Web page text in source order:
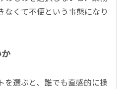
なくて不便という事態になり
を選ぶと、誰でも直感的に操